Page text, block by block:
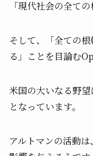
「現代社会の全て
そして、「全ての
る」ことを目論む
米国の大いなる野
となっています。
アルトマンの活動